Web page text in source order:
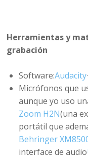
Herramientas y
grabación
Software:Audacity
Micrófonos que
aunque yo uso
Zoom H2N(una
portátil que
Behringer
interface de audio